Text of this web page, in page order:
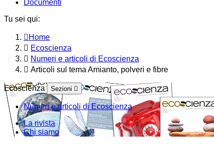
Documenti
Tu sei qui:
Home
Ecoscienza
Numeri e articoli di Ecoscienza
Articoli sul tema Amianto, polveri e fibre
Ecoscienza Sezioni
Numeri e articoli di Ecoscienza
La rivista
Chi siamo